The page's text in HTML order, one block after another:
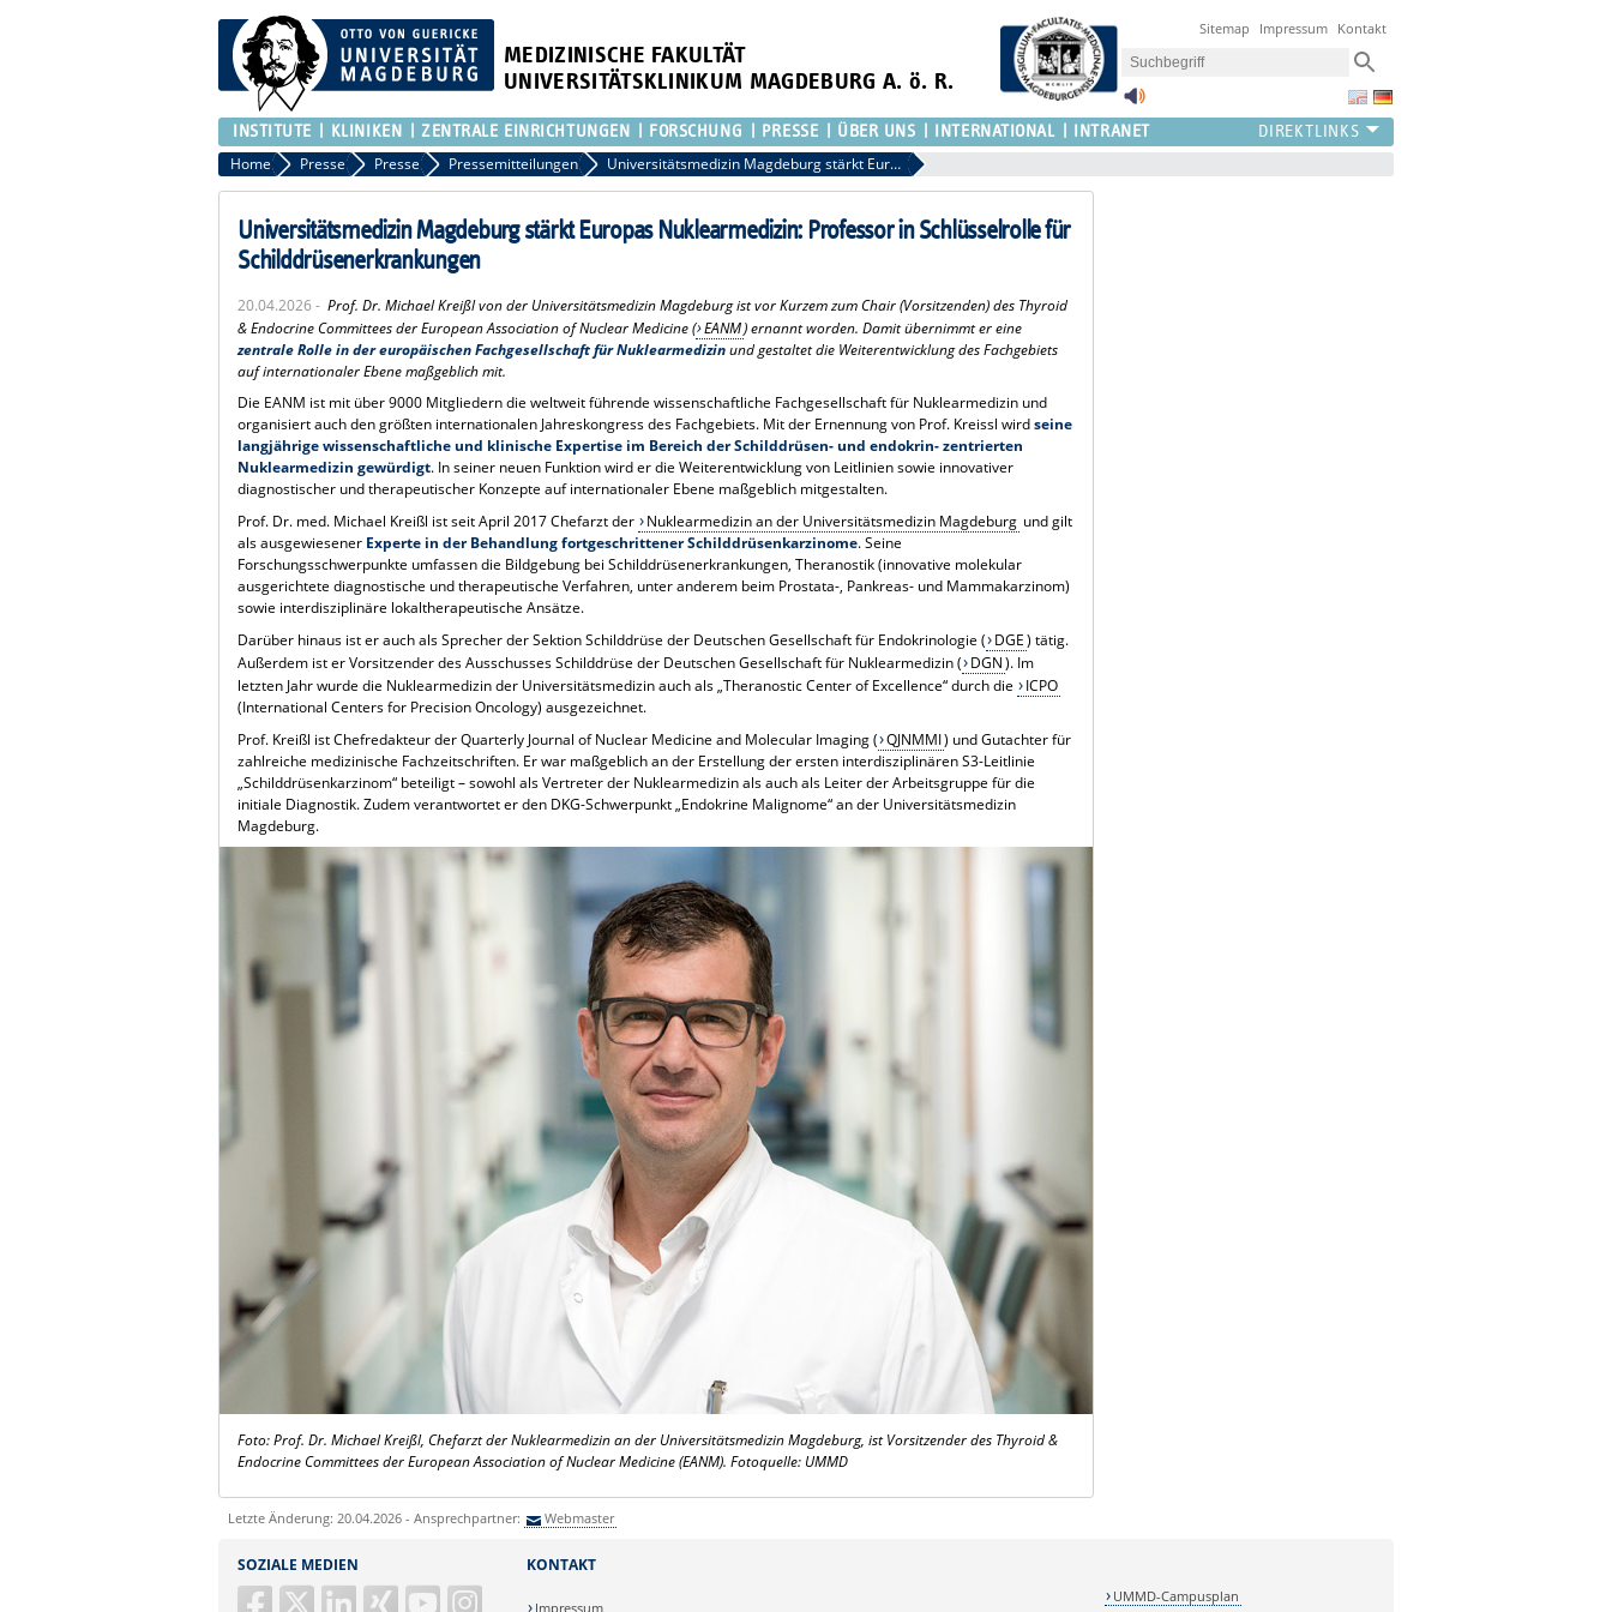
MEDIZINISCHE FAKULTÄT
UNIVERSITÄTSKLINIKUM MAGDEBURG A. ö. R.
Sitemap Impressum Kontakt
INSTITUTE KLINIKEN ZENTRALE EINRICHTUNGEN FORSCHUNG PRESSE ÜBER UNS INTERNATIONAL INTRANET
Home Presse Presse Pressemitteilungen Universitätsmedizin Magdeburg stärkt Europas Nuklearmedizin: Professor in Schlüsselrolle für Schilddrüsenerkrankungen
Universitätsmedizin Magdeburg stärkt Europas Nuklearmedizin: Professor in Schlüsselrolle für
Schilddrüsenerkrankungen
20.04.2026 -Prof. Dr. Michael Kreißl von der Universitätsmedizin Magdeburg ist vor Kurzem zum Chair (Vorsitzenden) des Thyroid
& Endocrine Committees der European Association of Nuclear Medicine ( EANM) ernannt worden. Damit übernimmt er eine
zentrale Rolle in der europäischen Fachgesellschaft für Nuklearmedizinund gestaltet die Weiterentwicklung des Fachgebiets
auf internationaler Ebene maßgeblich mit.
Die EANM ist mit über 9000 Mitgliedern die weltweit führende wissenschaftliche Fachgesellschaft für Nuklearmedizin und
organisiert auch den größten internationalen Jahreskongress des Fachgebiets. Mit der Ernennung von Prof. Kreissl wirdseine
langjährige wissenschaftliche und klinische Expertise im Bereich der Schilddrüsen- und endokrin- zentrierten
Nuklearmedizin gewürdigt. In seiner neuen Funktion wird er die Weiterentwicklung von Leitlinien sowie innovativer
diagnostischer und therapeutischer Konzepte auf internationaler Ebene maßgeblich mitgestalten.
Prof. Dr. med. Michael Kreißl ist seit April 2017 Chefarzt der
Nuklearmedizin an der Universitätsmedizin Magdeburg und gilt
als ausgewiesener Experte in der Behandlung fortgeschrittener Schilddrüsenkarzinome. Seine
Forschungsschwerpunkte umfassen die Bildgebung bei Schilddrüsenerkrankungen, Theranostik (innovative molekular
ausgerichtete diagnostische und therapeutische Verfahren, unter anderem beim Prostata-, Pankreas- und Mammakarzinom)
sowie interdisziplinäre lokaltherapeutische Ansätze.
Darüber hinaus ist er auch als Sprecher der Sektion Schilddrüse der Deutschen Gesellschaft für Endokrinologie ( DGE) tätig.
Außerdem ist er Vorsitzender des Ausschusses Schilddrüse der Deutschen Gesellschaft für Nuklearmedizin ( DGN). Im
letzten Jahr wurde die Nuklearmedizin der Universitätsmedizin auch als „Theranostic Center of Excellence“ durch die
ICPO
(International Centers for Precision Oncology) ausgezeichnet.
Prof. Kreißl ist Chefredakteur der Quarterly Journal of Nuclear Medicine and Molecular Imaging ( QJNMMI) und Gutachter für
zahlreiche medizinische Fachzeitschriften. Er war maßgeblich an der Erstellung der ersten interdisziplinären S3-Leitlinie
„Schilddrüsenkarzinom“ beteiligt – sowohl als Vertreter der Nuklearmedizin als auch als Leiter der Arbeitsgruppe für die
initiale Diagnostik. Zudem verantwortet er den DKG-Schwerpunkt „Endokrine Malignome“ an der Universitätsmedizin
Magdeburg.
Foto: Prof. Dr. Michael Kreißl, Chefarzt der Nuklearmedizin an der Universitätsmedizin Magdeburg, ist Vorsitzender des Thyroid &
Endocrine Committees der European Association of Nuclear Medicine (EANM). Fotoquelle: UMMD
Letzte Änderung: 20.04.2026 - Ansprechpartner: Webmaster
SOZIALE MEDIEN KONTAKT
Impressum
UMMD-Campusplan